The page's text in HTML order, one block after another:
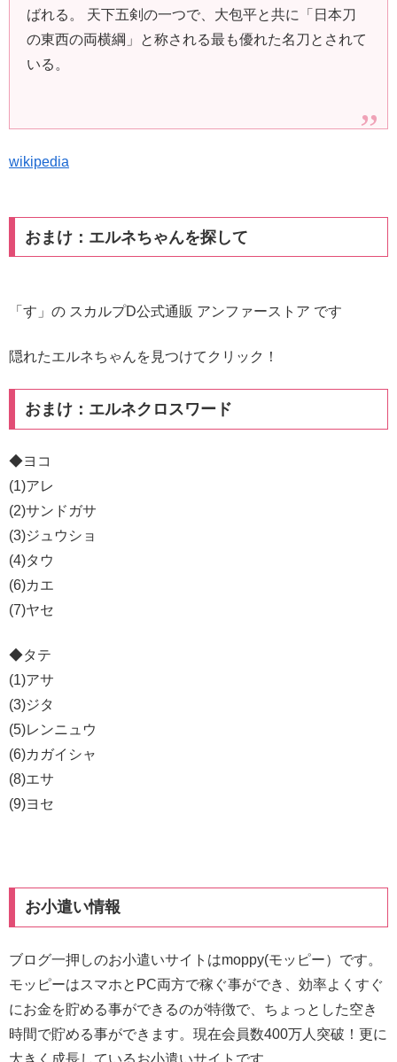
ばれる。 天下五剣の一つで、大包平と共に「日本刀
の東西の両横綱」と称される最も優れた名刀とされて
いる。
wikipedia
おまけ：エルネちゃんを探して
「す」の スカルプD公式通販 アンファーストア です
隠れたエルネちゃんを見つけてクリック！
おまけ：エルネクロスワード
◆ヨコ
(1)アレ
(2)サンドガサ
(3)ジュウショ
(4)タウ
(6)カエ
(7)ヤセ
◆タテ
(1)アサ
(3)ジタ
(5)レンニュウ
(6)カガイシャ
(8)エサ
(9)ヨセ
お小遣い情報
ブログ一押しのお小遣いサイトはmoppy(モッピー）です。
モッピーはスマホとPC両方で稼ぐ事ができ、効率よくすぐ
にお金を貯める事ができるのが特徴で、ちょっとした空き
時間で貯める事ができます。現在会員数400万人突破！更に
大きく成長しているお小遣いサイトです。